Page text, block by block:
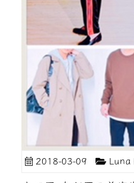
2018-03-09 Luna